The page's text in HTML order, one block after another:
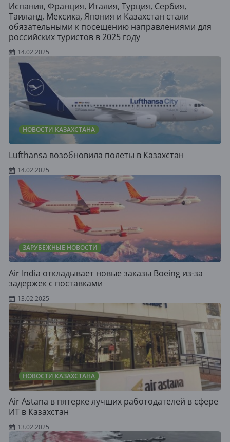
Испания, Франция, Италия, Турция, Сербия,
Таиланд, Мексика, Япония и Казахстан стали
обязательными к посещению направлениями для
российских туристов в 2025 году
14.02.2025
НОВОСТИ КАЗАХСТАНА
Lufthansa возобновила полеты в Казахстан
14.02.2025
ЗАРУБЕЖНЫЕ НОВОСТИ
Air India откладывает новые заказы Boeing из-за
задержек с поставками
13.02.2025
НОВОСТИ КАЗАХСТАНА
Air Astana в пятерке лучших работодателей в сфере
ИТ в Казахстан
13.02.2025